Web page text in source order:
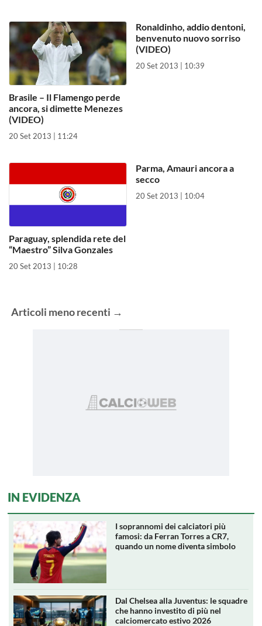
Brasile – Il Flamengo perde
ancora, si dimette Menezes
(VIDEO)
20 Set 2013 | 11:24
Ronaldinho, addio dentoni,
benvenuto nuovo sorriso
(VIDEO)
20 Set 2013 | 10:39
Paraguay, splendida rete del
“Maestro” Silva Gonzales
20 Set 2013 | 10:28
Parma, Amauri ancora a
secco
20 Set 2013 | 10:04
Articoli meno recenti →
IN EVIDENZA
I soprannomi dei calciatori più
famosi: da Ferran Torres a CR7,
quando un nome diventa simbolo
Dal Chelsea alla Juventus: le squadre
che hanno investito di più nel
calciomercato estivo 2026